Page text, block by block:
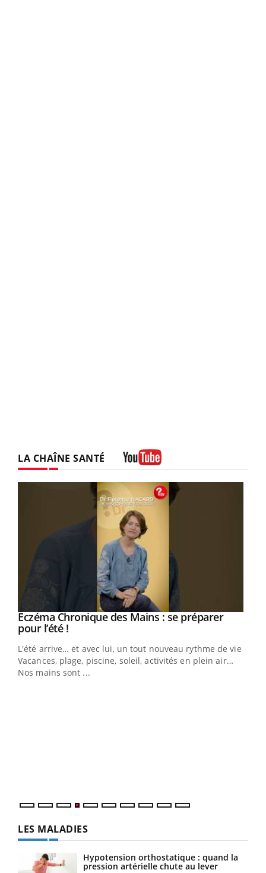
LA CHAÎNE SANTÉ
Youtube
Eczéma Chronique des Mains : se préparer
pour l’été !Youtube
L'été arrive… et avec lui, un tout nouveau rythme de vie !
Vacances, plage, piscine, soleil, activités en plein air…
Nos mains sont ...
LES MALADIES
Hypotension orthostatique : quand la
pression artérielle chute au lever